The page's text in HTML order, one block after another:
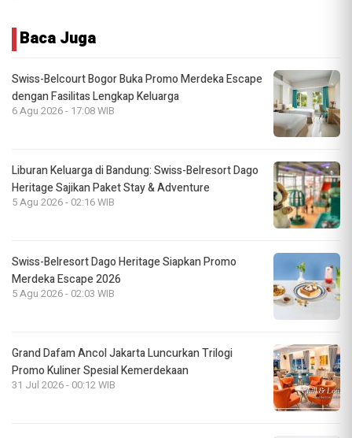
Baca Juga
Swiss-Belcourt Bogor Buka Promo Merdeka Escape
dengan Fasilitas Lengkap Keluarga
6 Agu 2026 - 17:08 WIB
Liburan Keluarga di Bandung: Swiss-Belresort Dago
Heritage Sajikan Paket Stay & Adventure
5 Agu 2026 - 02:16 WIB
Swiss-Belresort Dago Heritage Siapkan Promo
Merdeka Escape 2026
5 Agu 2026 - 02:03 WIB
Grand Dafam Ancol Jakarta Luncurkan Trilogi
Promo Kuliner Spesial Kemerdekaan
31 Jul 2026 - 00:12 WIB